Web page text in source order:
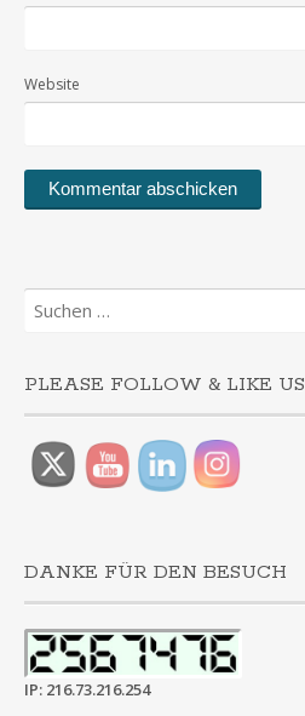
Website
Suchen
nach:
PLEASE FOLLOW & LIKE US
DANKE FÜR DEN BESUCH
IP: 216.73.216.254